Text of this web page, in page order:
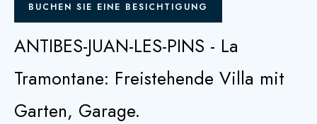
BUCHEN SIE EINE BESICHTIGUNG
ANTIBES-JUAN-LES-PINS - La
Tramontane: Freistehende Villa mit
Garten, Garage.